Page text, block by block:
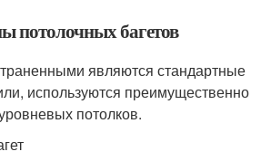
потолочных багетов
являются стандартные
используются преимущественно
потолков.